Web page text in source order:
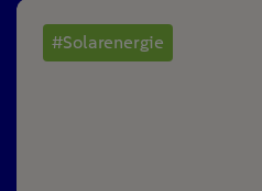
#Solarenergie